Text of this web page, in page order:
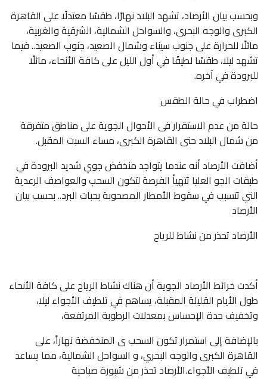
وبحسب بيان الأرصاد، تشهد البلاد نهارًا، طقسًا معتدلًا على القاهرة
الكبرى والوجه البحرى، والسواحل الشمالية، الشرقية والغربية،
مائلًا للحرارة على جنوب سيناء وشمال الصعيد، جنوب الصعيد.. فيما
تشهد ليلا، طقسًا لطيفًا في أول الليل على كافة الأنحاء، مائلًا
للبرودة في آخره.
اضطراب في حالة الطقس
حالة من عدم الاستقرار فى الأحوال الجوية على مناطق متفرقة
من شمال البلاد حتى القاهرة الكبرى، مساء السبت المقبل.
أضافت الأرصاد أنه عندما يتواجد منخفض جوي شديد البرودة في
طبقات الجو العليا تتهيأ الفرصة لتكون السحب والعواصف الرعدية
التي تتسبب في سقوط الأمطار المصحوبة بحبات البرد.. بحسب بيان
الأرصاد
الأرصاد تحذر من نشاط للرياح
أكدت خرائط الأرصاد الجوية أن هناك نشاط الرياح على كافة الأنحاء
طول الأيام القليلة المقبلة، يساهم في تلطيف الأجواء ليلا،
وتخفيف حدة الإحساس بمعدلات الرطوبة المرتفعة،
بالإضافة إلى استمرار تكون السحب ى المنخفضة نهاراً، على
القاهرة الكبرى والوجه البحري، و السواحل الشمالية، مما يساعد
في تلطيف الأجواء.الأرصاد تحذر من شبورة صباحية